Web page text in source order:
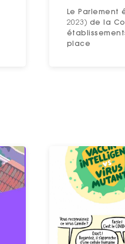
Le Parlement
2023) de la
place